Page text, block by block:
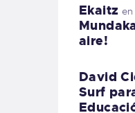
Ekaitz en
aire!
David
Surf